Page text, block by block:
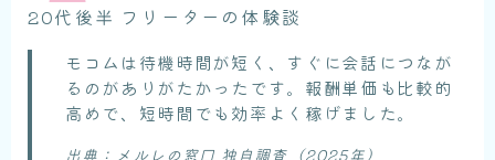
20代後半 フリーターの体験談
モコムは待機時間が短く、すぐに会話につなが
るのがありがたかったです。報酬単価も比較的
高めで、短時間でも効率よく稼げました。
出典：メルレの窓口 独自調査（2025年）